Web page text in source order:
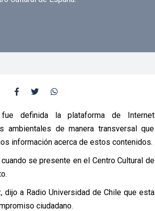
fue definida la plataforma de Internet
de manera transversal que
información acerca de estos contenidos.
se presente en el Centro Cultural de
a Radio Universidad de Chile que esta
ciudadano.